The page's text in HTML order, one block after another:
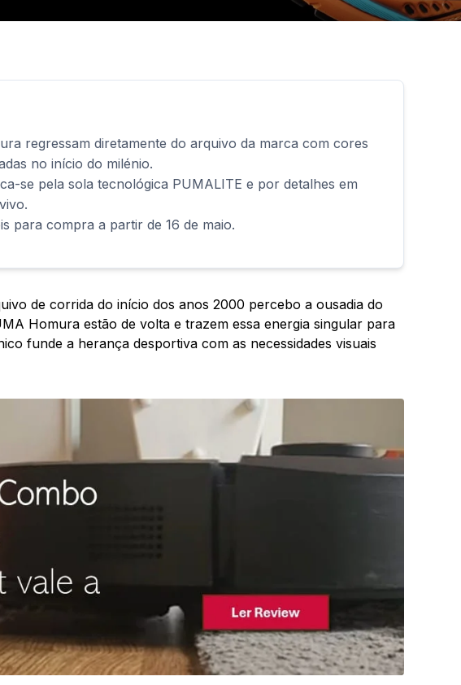
regressam diretamente do arquivo da marca com cores
no início do milénio.
se pela sola tecnológica PUMALITE e por detalhes em
para compra a partir de 16 de maio.
de corrida do início dos anos 2000 percebo a ousadia do
Homura estão de volta e trazem essa energia singular para
funde a herança desportiva com as necessidades visuais